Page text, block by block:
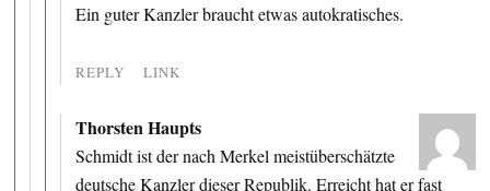
Ein guter Kanzler braucht etwas autokratisches.
REPLY LINK
Thorsten Haupts
Schmidt ist der nach Merkel meistüberschätzte
deutsche Kanzler dieser Republik. Erreicht hat er fast